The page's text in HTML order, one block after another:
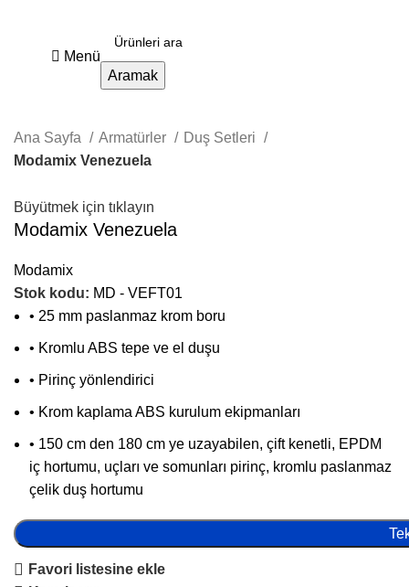
Menü
Aramak
Ana Sayfa Armatürler
Duş Setleri
Modamix Venezuela
Büyütmek için tıklayın
Modamix Venezuela
Modamix
Stok kodu: MD - VEFT01
• 25 mm paslanmaz krom boru
• Kromlu ABS tepe ve el duşu
• Pirinç yönlendirici
• Krom kaplama ABS kurulum ekipmanları
• 150 cm den 180 cm ye uzayabilen, çift kenetli, EPDM
iç hortumu, uçları ve somunları pirinç, kromlu paslanmaz
çelik duş hortumu
Favori listesine ekle